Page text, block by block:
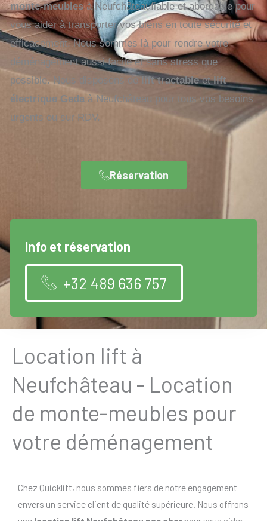
monte-meublesà Neufchâteaufiable et abordable pour
vous aider à transporter vos biens en toute sécurité et
efficacement. Nous sommes là pour rendre votre
déménagement aussi facile et sans stress que
possible. Nous disposons delift tractableetlift
électrique Gedaà Neufchâteau pour tous vos besoins
urgents ou sur RDV.
Réservation
Info et réservation
+32 489 636 757
Location lift à
Neufchâteau - Location
de monte-meubles pour
votre déménagement
Chez Quicklift, nous sommes fiers de notre engagement
envers un service client de qualité supérieure. Nous offrons